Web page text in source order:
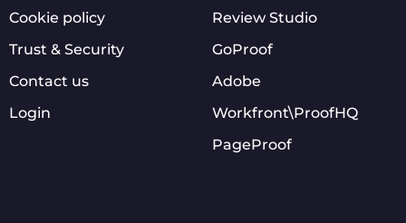
Cookie policy
Trust & Security
Contact us
Login
Review Studio
GoProof
Adobe
Workfront\ProofHQ
PageProof